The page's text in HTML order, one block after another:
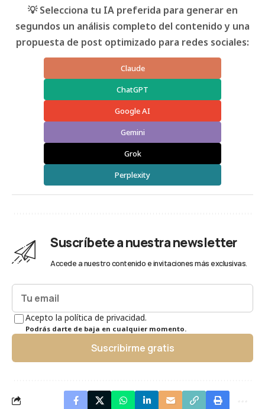
💡 Selecciona tu IA preferida para generar en
segundos un análisis completo del contenido y una
propuesta de post optimizado para redes sociales:
Claude
ChatGPT
Google AI
Gemini
Grok
Perplexity
Suscríbete a nuestra newsletter
Accede a nuestro contenido e invitaciones más exclusivas.
Acepto la política de privacidad.
Podrás darte de baja en cualquier momento.
Suscribirme gratis